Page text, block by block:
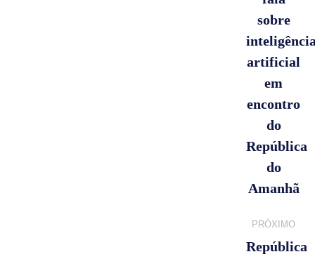
anterior:
sobre
artificial
em
encontro
do
República
do
Amanhã
PRÓXIMO
República